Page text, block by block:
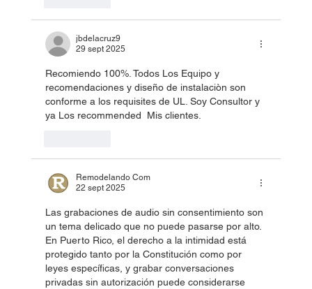
jbdelacruz9
29 sept 2025
Recomiendo 100%. Todos Los Equipo y
recomendaciones y diseño de instalaciòn son
conforme a los requisites de UL. Soy Consultor y
ya Los recommended  Mis clientes.
Remodelando Com
22 sept 2025
Las grabaciones de audio sin consentimiento son
un tema delicado que no puede pasarse por alto.
En Puerto Rico, el derecho a la intimidad está
protegido tanto por la Constitución como por
leyes específicas, y grabar conversaciones
privadas sin autorización puede considerarse